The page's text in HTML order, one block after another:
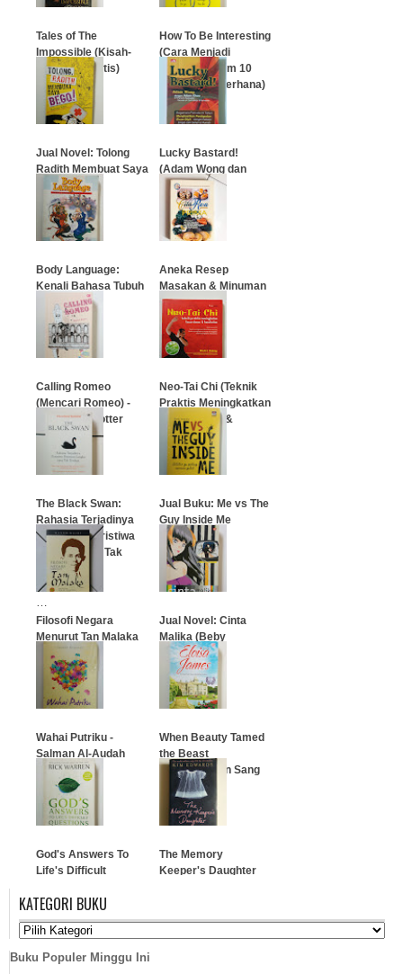
Tales of The
Impossible (Kisah-
Kisah Fantastis)
…
How To Be Interesting
(Cara Menjadi
Menarik Dalam 10
Langkah Sederhana)
Jual Novel: Tolong
Radith Membuat Saya
Bego!
Lucky Bastard!
(Adam Wong dan
Adam Khoo)
Body Language:
Kenali Bahasa Tubuh
Si Dia
Aneka Resep
Masakan & Minuman
…
Calling Romeo
(Mencari Romeo) -
Alexandra Potter
Neo-Tai Chi (Teknik
Praktis Meningkatkan
Kecerdasan &
Kesehatan)
The Black Swan:
Rahasia Terjadinya
Peristiwa-Peristiwa
Langka yang Tak
Terduga
Jual Buku: Me vs The
Guy Inside Me
…
Filosofi Negara
Menurut Tan Malaka
Jual Novel: Cinta
Malika (Beby
Hasibuan)
…
Wahai Putriku -
Salman Al-Audah
When Beauty Tamed
the Beast
(Menaklukkan Sang
Dokter)
God's Answers To
Life's Difficult
(Terjemahan
Indonesia) - Rick
Warren
The Memory
Keeper's Daughter
KATEGORI BUKU
Buku Populer Minggu Ini